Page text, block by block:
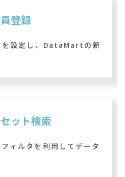
登録
を設定し、DataMartの新
ット検索
ィルタを利用してデータ